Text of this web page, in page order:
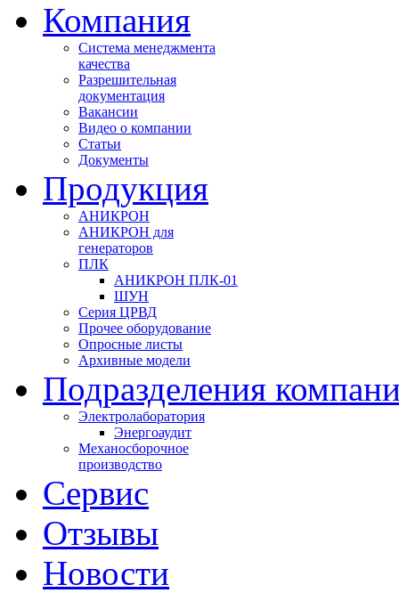
Компания
Система менеджмента
качества
Разрешительная
документация
Вакансии
Видео о компании
Статьи
Документы
Продукция
АНИКРОН
АНИКРОН для
генераторов
ПЛК
АНИКРОН ПЛК-01
ШУН
Серия ЦРВД
Прочее оборудование
Опросные листы
Архивные модели
Подразделения
Электролаборатория
Энергоаудит
Механосборочное
производство
Сервис
Отзывы
Новости